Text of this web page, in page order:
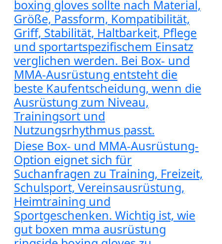
boxing gloves sollte nach Material,
Größe, Passform, Kompatibilität,
Griff, Stabilität, Haltbarkeit, Pflege
und sportartspezifischem Einsatz
verglichen werden. Bei Box- und
MMA-Ausrüstung entsteht die
beste Kaufentscheidung, wenn die
Ausrüstung zum Niveau,
Trainingsort und
Nutzungsrhythmus passt.
Diese Box- und MMA-Ausrüstung-
Option eignet sich für
Suchanfragen zu Training, Freizeit,
Schulsport, Vereinsausrüstung,
Heimtraining und
Sportgeschenken. Wichtig ist, wie
gut boxen mma ausrüstung